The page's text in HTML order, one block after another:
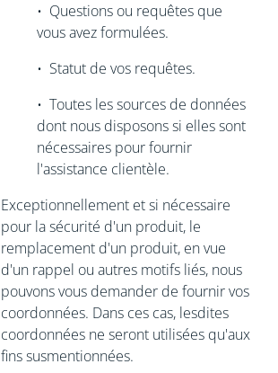
• Questions ou requêtes que
vous avez formulées.
• Statut de vos requêtes.
• Toutes les sources de données
dont nous disposons si elles sont
nécessaires pour fournir
l'assistance clientèle.
Exceptionnellement et si nécessaire
pour la sécurité d'un produit, le
remplacement d'un produit, en vue
d'un rappel ou autres motifs liés, nous
pouvons vous demander de fournir vos
coordonnées. Dans ces cas, lesdites
coordonnées ne seront utilisées qu'aux
fins susmentionnées.